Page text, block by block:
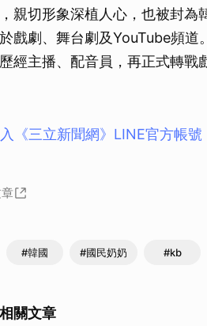
親切形象深植人心，也被封
戲劇、舞台劇及YouTube頻
經主播、配音員，再正式轉戰
《三立新聞網》LINE官方帳號
#韓國 #國民奶奶 #kb
關文章